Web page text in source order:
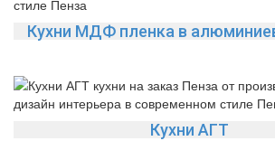
Кухни МДФ пленка в
Кухни АГТ